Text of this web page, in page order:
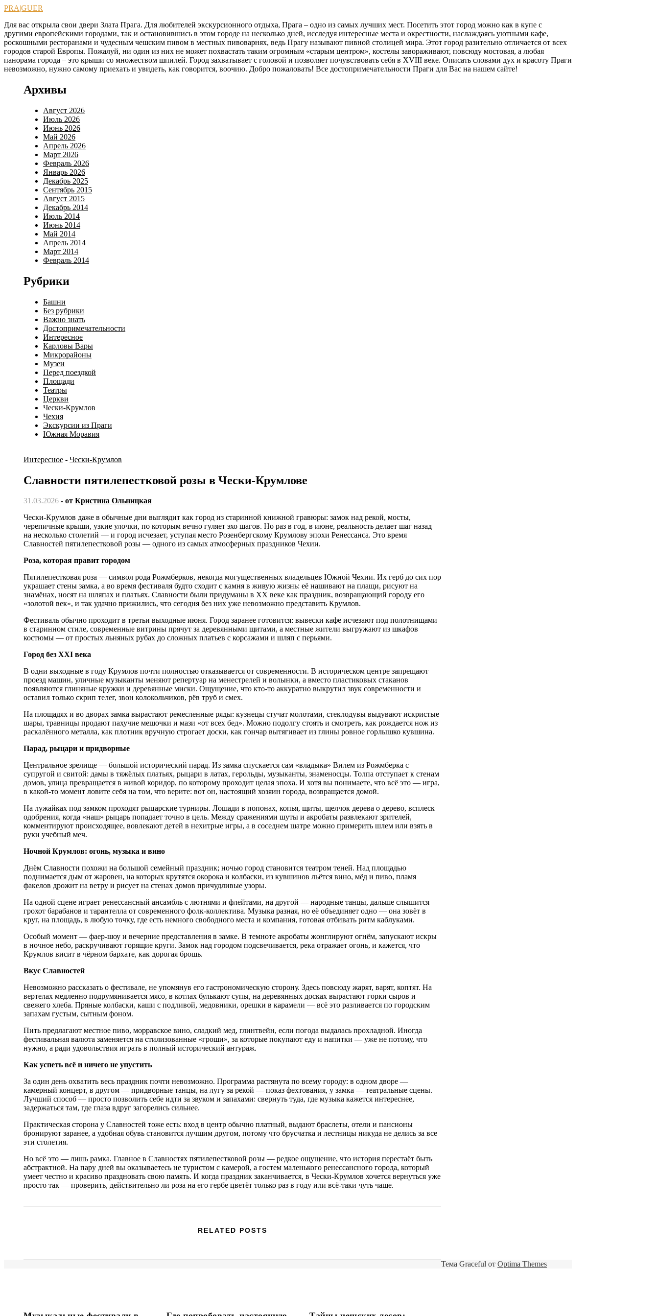
Перейти
содержимому
PRA|GUER
Для вас открыла свои двери Злата Прага. Для любителей экскурсионного отдыха, Прага – одно из самых лучших мест. Посетить этот город можно как в купе с
другими европейскими городами, так и остановившись в этом городе на несколько дней, исследуя интересные места и окрестности, наслаждаясь уютными кафе,
роскошными ресторанами и чудесным чешским пивом в местных пивоварнях, ведь Прагу называют пивной столицей мира. Этот город разительно отличается от всех
городов старой Европы. Пожалуй, ни один из них не может похвастать таким огромным «старым центром», костелы завораживают, повсюду мостовая, а любая
панорама города – это крыши со множеством шпилей. Город захватывает с головой и позволяет почувствовать себя в XVIII веке. Описать словами дух и красоту Праги
невозможно, нужно самому приехать и увидеть, как говорится, воочию. Добро пожаловать! Все достопримечательности Праги для Вас на нашем сайте!
Архивы
Август 2026
Июль 2026
Июнь 2026
Май 2026
Апрель 2026
Март 2026
Февраль 2026
Январь 2026
Декабрь 2025
Сентябрь 2015
Август 2015
Декабрь 2014
Июль 2014
Июнь 2014
Май 2014
Апрель 2014
Март 2014
Февраль 2014
Рубрики
Башни
Без рубрики
Важно знать
Достопримечательности
Интересное
Карловы Вары
Микрорайоны
Музеи
Перед поездкой
Площади
Театры
Церкви
Чески-Крумлов
Чехия
Экскурсии из Праги
Южная Моравия
Интересное - Чески-Крумлов
Славности пятилепестковой розы в Чески-Крумлове
31.03.2026 - от Кристина Ольницкая
Чески-Крумлов даже в обычные дни выглядит как город из старинной книжной гравюры: замок над рекой, мосты,
черепичные крыши, узкие улочки, по которым вечно гуляет эхо шагов. Но раз в год, в июне, реальность делает шаг назад
на несколько столетий — и город исчезает, уступая место Розенбергскому Крумлову эпохи Ренессанса. Это время
Славностей пятилепестковой розы — одного из самых атмосферных праздников Чехии.
Роза, которая правит городом
Пятилепестковая роза — символ рода Рожмберков, некогда могущественных владельцев Южной Чехии. Их герб до сих пор
украшает стены замка, а во время фестиваля будто сходит с камня в живую жизнь: её нашивают на плащи, рисуют на
знамёнах, носят на шляпах и платьях. Славности были придуманы в XX веке как праздник, возвращающий городу его
«золотой век», и так удачно прижились, что сегодня без них уже невозможно представить Крумлов.
Фестиваль обычно проходит в третьи выходные июня. Город заранее готовится: вывески кафе исчезают под полотнищами
в старинном стиле, современные витрины прячут за деревянными щитами, а местные жители выгружают из шкафов
костюмы — от простых льняных рубах до сложных платьев с корсажами и шляп с перьями.
Город без XXI века
В одни выходные в году Крумлов почти полностью отказывается от современности. В историческом центре запрещают
проезд машин, уличные музыканты меняют репертуар на менестрелей и волынки, а вместо пластиковых стаканов
появляются глиняные кружки и деревянные миски. Ощущение, что кто-то аккуратно выкрутил звук современности и
оставил только скрип телег, звон колокольчиков, рёв труб и смех.
На площадях и во дворах замка вырастают ремесленные ряды: кузнецы стучат молотами, стеклодувы выдувают искристые
шары, травницы продают пахучие мешочки и мази «от всех бед». Можно подолгу стоять и смотреть, как рождается нож из
раскалённого металла, как плотник вручную строгает доски, как гончар вытягивает из глины ровное горлышко кувшина.
Парад, рыцари и придворные
Центральное зрелище — большой исторический парад. Из замка спускается сам «владыка» Вилем из Рожмберка с
супругой и свитой: дамы в тяжёлых платьях, рыцари в латах, герольды, музыканты, знаменосцы. Толпа отступает к стенам
домов, улица превращается в живой коридор, по которому проходит целая эпоха. И хотя вы понимаете, что всё это — игра,
в какой-то момент ловите себя на том, что верите: вот он, настоящий хозяин города, возвращается домой.
На лужайках под замком проходят рыцарские турниры. Лошади в попонах, копья, щиты, щелчок дерева о дерево, всплеск
одобрения, когда «наш» рыцарь попадает точно в цель. Между сражениями шуты и акробаты развлекают зрителей,
комментируют происходящее, вовлекают детей в нехитрые игры, а в соседнем шатре можно примерить шлем или взять в
руки учебный меч.
Ночной Крумлов: огонь, музыка и вино
Днём Славности похожи на большой семейный праздник; ночью город становится театром теней. Над площадью
поднимается дым от жаровен, на которых крутятся окорока и колбаски, из кувшинов льётся вино, мёд и пиво, пламя
факелов дрожит на ветру и рисует на стенах домов причудливые узоры.
На одной сцене играет ренессансный ансамбль с лютнями и флейтами, на другой — народные танцы, дальше слышится
грохот барабанов и тарантелла от современного фолк-коллектива. Музыка разная, но её объединяет одно — она зовёт в
круг, на площадь, в любую точку, где есть немного свободного места и компания, готовая отбивать ритм каблуками.
Особый момент — фаер-шоу и вечерние представления в замке. В темноте акробаты жонглируют огнём, запускают искры
в ночное небо, раскручивают горящие круги. Замок над городом подсвечивается, река отражает огонь, и кажется, что
Крумлов висит в чёрном бархате, как дорогая брошь.
Вкус Славностей
Невозможно рассказать о фестивале, не упомянув его гастрономическую сторону. Здесь повсюду жарят, варят, коптят. На
вертелах медленно подрумянивается мясо, в котлах булькают супы, на деревянных досках вырастают горки сыров и
свежего хлеба. Пряные колбаски, каши с подливой, медовники, орешки в карамели — всё это разливается по городским
запахам густым, сытным фоном.
Пить предлагают местное пиво, морравское вино, сладкий мед, глинтвейн, если погода выдалась прохладной. Иногда
фестивальная валюта заменяется на стилизованные «гроши», за которые покупают еду и напитки — уже не потому, что
нужно, а ради удовольствия играть в полный исторический антураж.
Как успеть всё и ничего не упустить
За один день охватить весь праздник почти невозможно. Программа растянута по всему городу: в одном дворе —
камерный концерт, в другом — придворные танцы, на лугу за рекой — показ фехтования, у замка — театральные сцены.
Лучший способ — просто позволить себе идти за звуком и запахами: свернуть туда, где музыка кажется интереснее,
задержаться там, где глаза вдруг загорелись сильнее.
Практическая сторона у Славностей тоже есть: вход в центр обычно платный, выдают браслеты, отели и пансионы
бронируют заранее, а удобная обувь становится лучшим другом, потому что брусчатка и лестницы никуда не делись за все
эти столетия.
Но всё это — лишь рамка. Главное в Славностях пятилепестковой розы — редкое ощущение, что история перестаёт быть
абстрактной. На пару дней вы оказываетесь не туристом с камерой, а гостем маленького ренессансного города, который
умеет честно и красиво праздновать свою память. И когда праздник заканчивается, в Чески-Крумлов хочется вернуться уже
просто так — проверить, действительно ли роза на его гербе цветёт только раз в году или всё-таки чуть чаще.
RELATED POSTS
Тема Graceful от Optima Themes